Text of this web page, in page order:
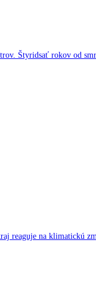
Štyridsať rokov od
reaguje na klimatickú